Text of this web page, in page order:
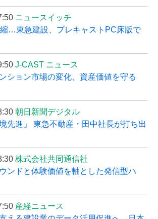
ニュースイッチ
…東急建設、プレキャストPC床版で
J-CAST ニュース
ション市場の変化、資産価値を守る
朝日新聞デジタル
先進」 東急不動産・田中社長が打ち出
株式会社共同通信社
ンドと体験価値を軸とした発信型ハ
産経ニュース